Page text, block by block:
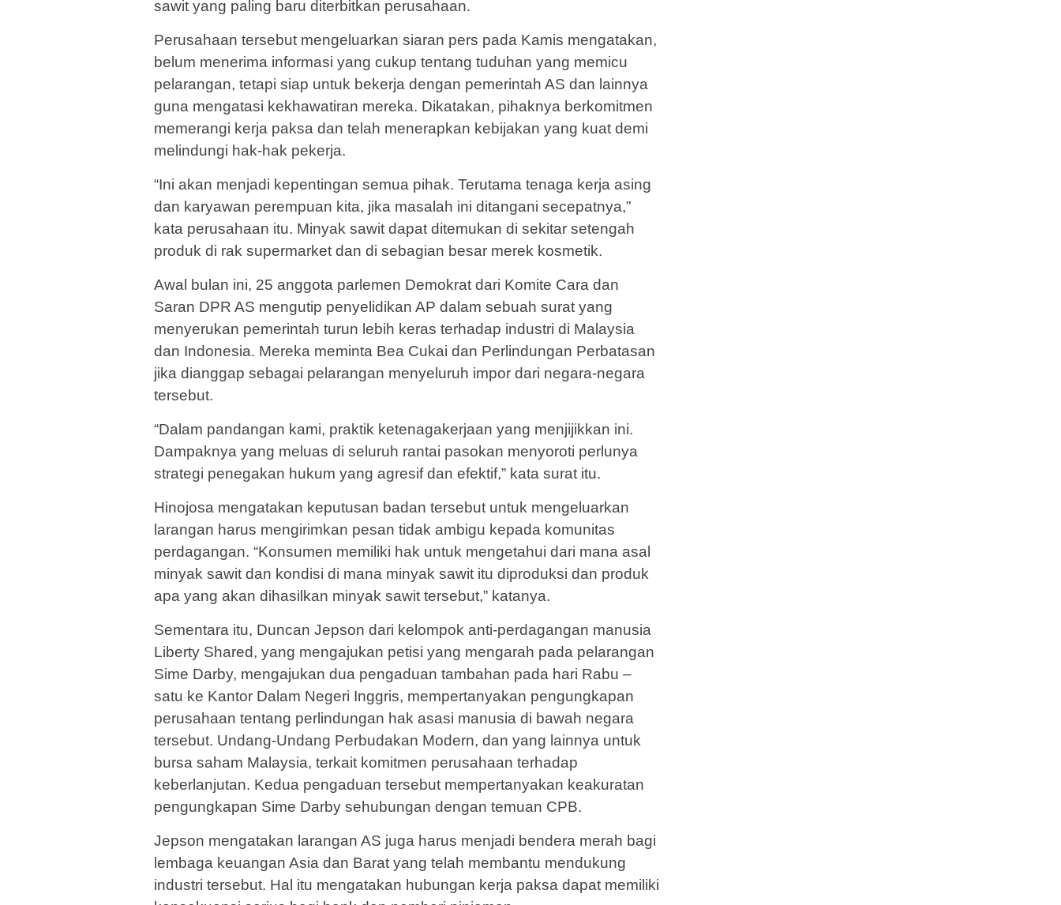
sawit yang paling baru diterbitkan perusahaan.
Perusahaan tersebut mengeluarkan siaran pers pada Kamis mengatakan,
belum menerima informasi yang cukup tentang tuduhan yang memicu
pelarangan, tetapi siap untuk bekerja dengan pemerintah AS dan lainnya
guna mengatasi kekhawatiran mereka. Dikatakan, pihaknya berkomitmen
memerangi kerja paksa dan telah menerapkan kebijakan yang kuat demi
melindungi hak-hak pekerja.
“Ini akan menjadi kepentingan semua pihak. Terutama tenaga kerja asing
dan karyawan perempuan kita, jika masalah ini ditangani secepatnya,”
kata perusahaan itu. Minyak sawit dapat ditemukan di sekitar setengah
produk di rak supermarket dan di sebagian besar merek kosmetik.
Awal bulan ini, 25 anggota parlemen Demokrat dari Komite Cara dan
Saran DPR AS mengutip penyelidikan AP dalam sebuah surat yang
menyerukan pemerintah turun lebih keras terhadap industri di Malaysia
dan Indonesia. Mereka meminta Bea Cukai dan Perlindungan Perbatasan
jika dianggap sebagai pelarangan menyeluruh impor dari negara-negara
tersebut.
“Dalam pandangan kami, praktik ketenagakerjaan yang menjijikkan ini.
Dampaknya yang meluas di seluruh rantai pasokan menyoroti perlunya
strategi penegakan hukum yang agresif dan efektif,” kata surat itu.
Hinojosa mengatakan keputusan badan tersebut untuk mengeluarkan
larangan harus mengirimkan pesan tidak ambigu kepada komunitas
perdagangan. “Konsumen memiliki hak untuk mengetahui dari mana asal
minyak sawit dan kondisi di mana minyak sawit itu diproduksi dan produk
apa yang akan dihasilkan minyak sawit tersebut,” katanya.
Sementara itu, Duncan Jepson dari kelompok anti-perdagangan manusia
Liberty Shared, yang mengajukan petisi yang mengarah pada pelarangan
Sime Darby, mengajukan dua pengaduan tambahan pada hari Rabu –
satu ke Kantor Dalam Negeri Inggris, mempertanyakan pengungkapan
perusahaan tentang perlindungan hak asasi manusia di bawah negara
tersebut. Undang-Undang Perbudakan Modern, dan yang lainnya untuk
bursa saham Malaysia, terkait komitmen perusahaan terhadap
keberlanjutan. Kedua pengaduan tersebut mempertanyakan keakuratan
pengungkapan Sime Darby sehubungan dengan temuan CPB.
Jepson mengatakan larangan AS juga harus menjadi bendera merah bagi
lembaga keuangan Asia dan Barat yang telah membantu mendukung
industri tersebut. Hal itu mengatakan hubungan kerja paksa dapat memiliki